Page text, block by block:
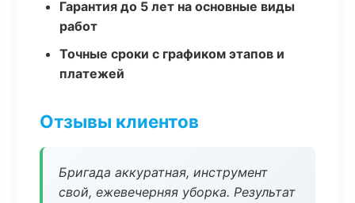
Гарантия до 5 лет на основные виды
работ
Точные сроки с графиком этапов и
платежей
Отзывы клиентов
Бригада аккуратная, инструмент
свой, ежевечерняя уборка. Результат